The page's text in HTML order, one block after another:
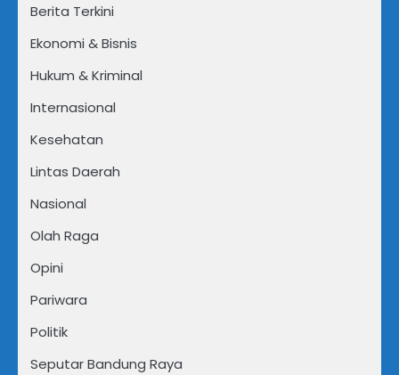
Berita Terkini
Ekonomi & Bisnis
Hukum & Kriminal
Internasional
Kesehatan
Lintas Daerah
Nasional
Olah Raga
Opini
Pariwara
Politik
Seputar Bandung Raya